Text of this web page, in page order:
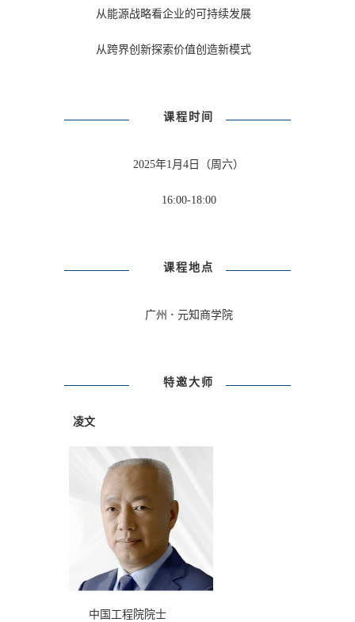
从能源战略看企业的可持续发展
从跨界创新探索价值创造新模式
课程时间
2025年1月4日（周六）
16:00-18:00
课程地点
广州 · 元知商学院
特邀大师
凌文
中国工程院院士